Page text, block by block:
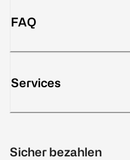
FAQ
Services
Sicher bezahlen